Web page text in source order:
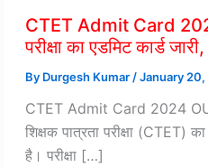
CTET Admit Card
परीक्षा का एडमिट कार्ड
By Durgesh Kumar /January
CTET Admit Card 2024
शिक्षक पात्रता परीक्षा (CTET)
है। परीक्षा […]